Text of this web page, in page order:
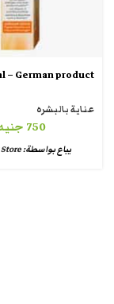
عناية بالبشره
750
يباع بواسطة: